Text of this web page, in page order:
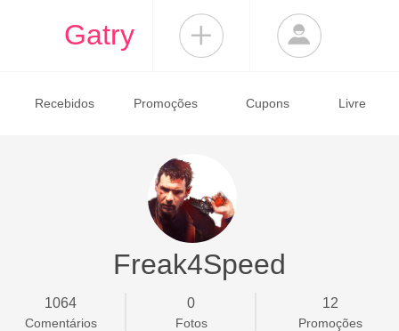
Gatry
Recebidos Promoções Cupons Livre
Freak4Speed
1064
Comentários
0
Fotos
12
Promoções